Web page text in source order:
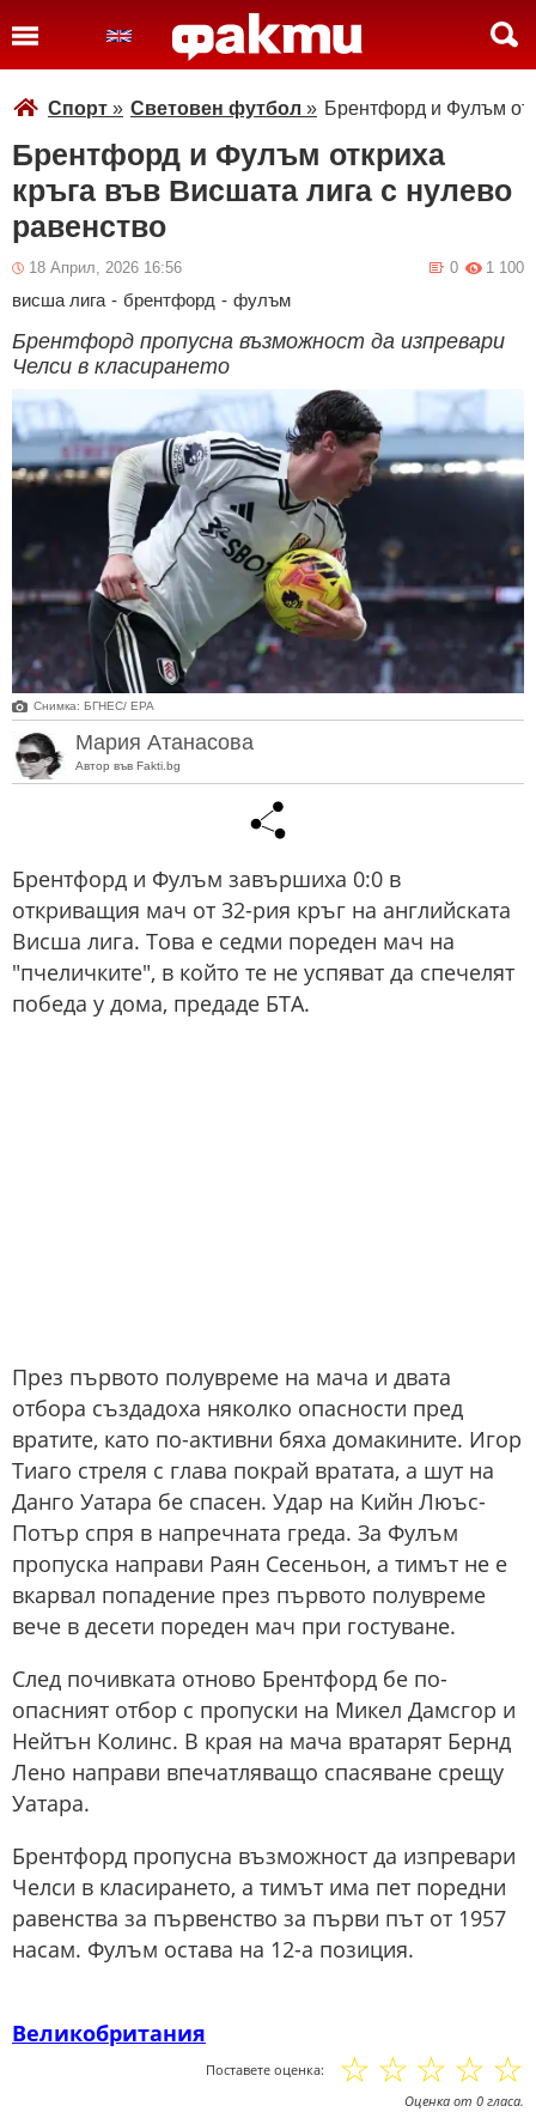
Спорт » Световен футбол » Брентфорд и Фулъм
Брентфорд и Фулъм откриха
кръга във Висшата лига с нулево
равенство
18 Април, 2026 16:56 1 100
0
висша лига - брентфорд - фулъм
Брентфорд пропусна възможност да изпревари
Челси в класирането
Снимка: БГНЕС/ EPA
Мария Атанасова
Автор във Fakti.bg
Брентфорд и Фулъм завършиха 0:0 в
откриващия мач от 32-рия кръг на английската
Висша лига. Това е седми пореден мач на
"пчеличките", в който те не успяват да спечелят
победа у дома, предаде БТА.
През първото полувреме на мача и двата
отбора създадоха няколко опасности пред
вратите, като по-активни бяха домакините. Игор
Тиаго стреля с глава покрай вратата, а шут на
Данго Уатара бе спасен. Удар на Кийн Люъс-
Потър спря в напречната греда. За Фулъм
пропуска направи Раян Сесеньон, а тимът не е
вкарвал попадение през първото полувреме
вече в десети пореден мач при гостуване.
След почивката отново Брентфорд бе по-
опасният отбор с пропуски на Микел Дамсгор и
Нейтън Колинс. В края на мача вратарят Бернд
Лено направи впечатляващо спасяване срещу
Уатара.
Брентфорд пропусна възможност да изпревари
Челси в класирането, а тимът има пет поредни
равенства за първенство за първи път от 1957
насам. Фулъм остава на 12-а позиция.
Великобритания
Поставете оценка: ☆
☆
☆
☆
☆
Оценка от 0 гласа.